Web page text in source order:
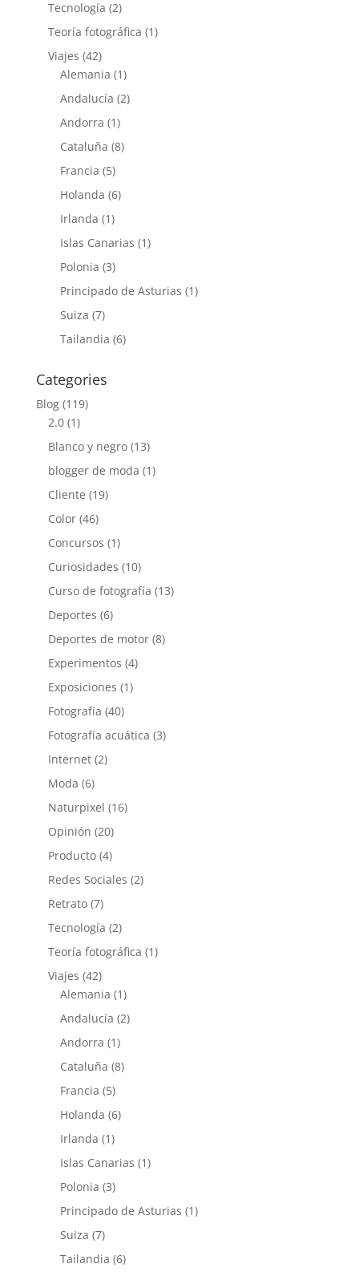
Tecnología (2)
Teoría fotográfica (1)
Viajes (42)
Alemania (1)
Andalucía (2)
Andorra (1)
Cataluña (8)
Francia (5)
Holanda (6)
Irlanda (1)
Islas Canarias (1)
Polonia (3)
Principado de Asturias (1)
Suiza (7)
Tailandia (6)
Categories
Blog(119)
2.0(1)
Blanco y negro(13)
blogger de moda (1)
Cliente (19)
Color(46)
Concursos (1)
Curiosidades (10)
Curso de fotografía (13)
Deportes (6)
Deportes de motor(8)
Experimentos (4)
Exposiciones (1)
Fotografía (40)
Fotografía acuática (3)
Internet(2)
Moda (6)
Naturpixel (16)
Opinión (20)
Producto(4)
Redes Sociales (2)
Retrato(7)
Tecnología (2)
Teoría fotográfica (1)
Viajes (42)
Alemania (1)
Andalucía (2)
Andorra (1)
Cataluña (8)
Francia (5)
Holanda (6)
Irlanda (1)
Islas Canarias (1)
Polonia (3)
Principado de Asturias (1)
Suiza (7)
Tailandia (6)